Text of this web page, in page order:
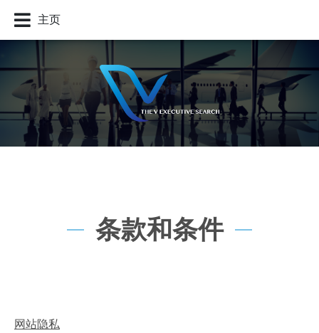
条款和条件
网站隐私
主页